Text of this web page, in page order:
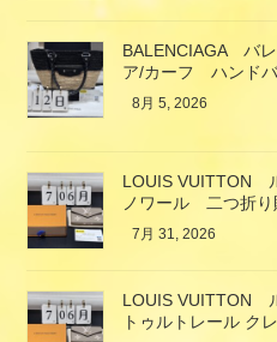
BALENCIAGA バ
ア/カーフ ハンド
8月 5, 2026
LOUIS VUITTON
ノワール 二つ折
7月 31, 2026
LOUIS VUITTON
トゥルトレール